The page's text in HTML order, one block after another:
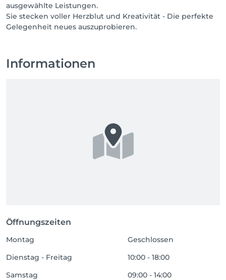
ausgewählte Leistungen.
Sie stecken voller Herzblut und Kreativität - Die perfekte
Gelegenheit neues auszuprobieren.
Informationen
Öffnungszeiten
Montag
Geschlossen
Dienstag - Freitag
10:00 - 18:00
Samstag
09:00 - 14:00